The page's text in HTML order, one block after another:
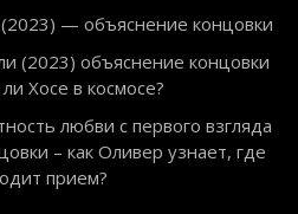
— объяснение концовки
(2023) объяснение концовки
Хосе в космосе?
любви с первого взгляда
– как Оливер узнает, где
прием?